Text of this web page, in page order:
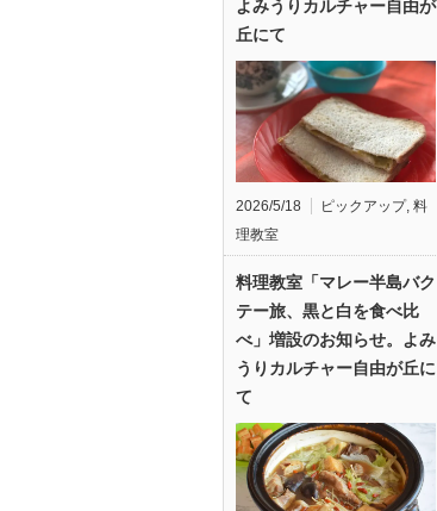
よみうりカルチャー自由が
丘にて
2026/5/18 ピックアップ, 料
理教室
料理教室「マレー半島バク
テー旅、黒と白を食べ比
べ」増設のお知らせ。よみ
うりカルチャー自由が丘に
て